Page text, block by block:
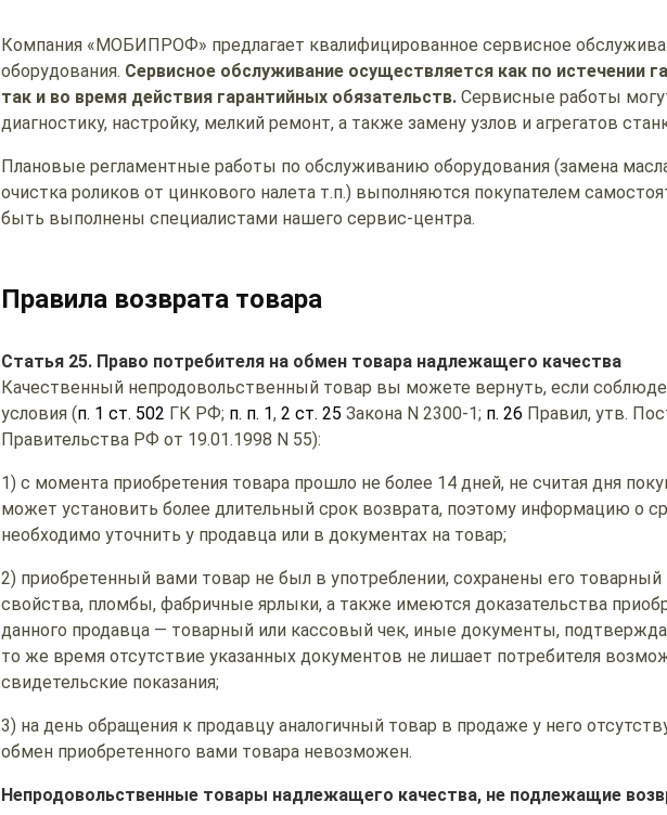
Компания «МОБИПРОФ» предлагает квалифицированное сервисное
оборудования. Сервисное обслуживание осуществляется как по истечении
так и во время действия гарантийных обязательств. Сервисные работы
диагностику, настройку, мелкий ремонт, а также замену узлов и агрегатов
Плановые регламентные работы по обслуживанию оборудования (замена
очистка роликов от цинкового налета т.п.) выполняются покупателем
быть выполнены специалистами нашего сервис-центра.
Правила возврата товара
Статья 25. Право потребителя на обмен товара надлежащего качества
Качественный непродовольственный товар вы можете вернуть, если
условия (п. 1 ст. 502 ГК РФ; п. п. 1,2 ст. 25 Закона N 2300-1; п. 26 Правил, утв.
Правительства РФ от 19.01.1998 N 55):
1) с момента приобретения товара прошло не более 14 дней, не считая дня
может установить более длительный срок возврата, поэтому информацию о
необходимо уточнить у продавца или в документах на товар;
2) приобретенный вами товар не был в употреблении, сохранены его товарный
свойства, пломбы, фабричные ярлыки, а также имеются доказательства
данного продавца — товарный или кассовый чек, иные документы,
то же время отсутствие указанных документов не лишает потребителя
свидетельские показания;
3) на день обращения к продавцу аналогичный товар в продаже у него
обмен приобретенного вами товара невозможен.
Непродовольственные товары надлежащего качества, не подлежащие